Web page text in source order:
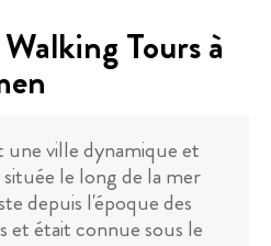
Tours à
une ville dynamique et
le long de la mer
depuis l'époque des
et était connue sous le